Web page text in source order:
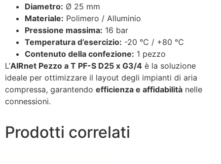
Diametro: Ø 25 mm
Materiale: Polimero / Alluminio
Pressione massima: 16 bar
Temperatura d’esercizio: -20 °C / +80 °C
Contenuto della confezione: 1 pezzo
L’AIRnet Pezzo a T PF-S D25 x G3/4 è la soluzione
ideale per ottimizzare il layout degli impianti di aria
compressa, garantendo efficienza e affidabilità nelle
connessioni.
Prodotti correlati